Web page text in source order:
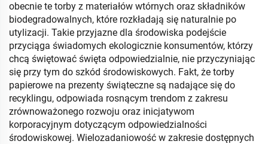
obecnie te torby z materiałów wtórnych oraz składników
biodegradowalnych, które rozkładają się naturalnie po
utylizacji. Takie przyjazne dla środowiska podejście
przyciąga świadomych ekologicznie konsumentów, którzy
chcą świętować święta odpowiedzialnie, nie przyczyniając
się przy tym do szkód środowiskowych. Fakt, że torby
papierowe na prezenty świąteczne są nadające się do
recyklingu, odpowiada rosnącym trendom z zakresu
zrównoważonego rozwoju oraz inicjatywom
korporacyjnym dotyczącym odpowiedzialności
środowiskowej. Wielozadaniowość w zakresie dostępnych